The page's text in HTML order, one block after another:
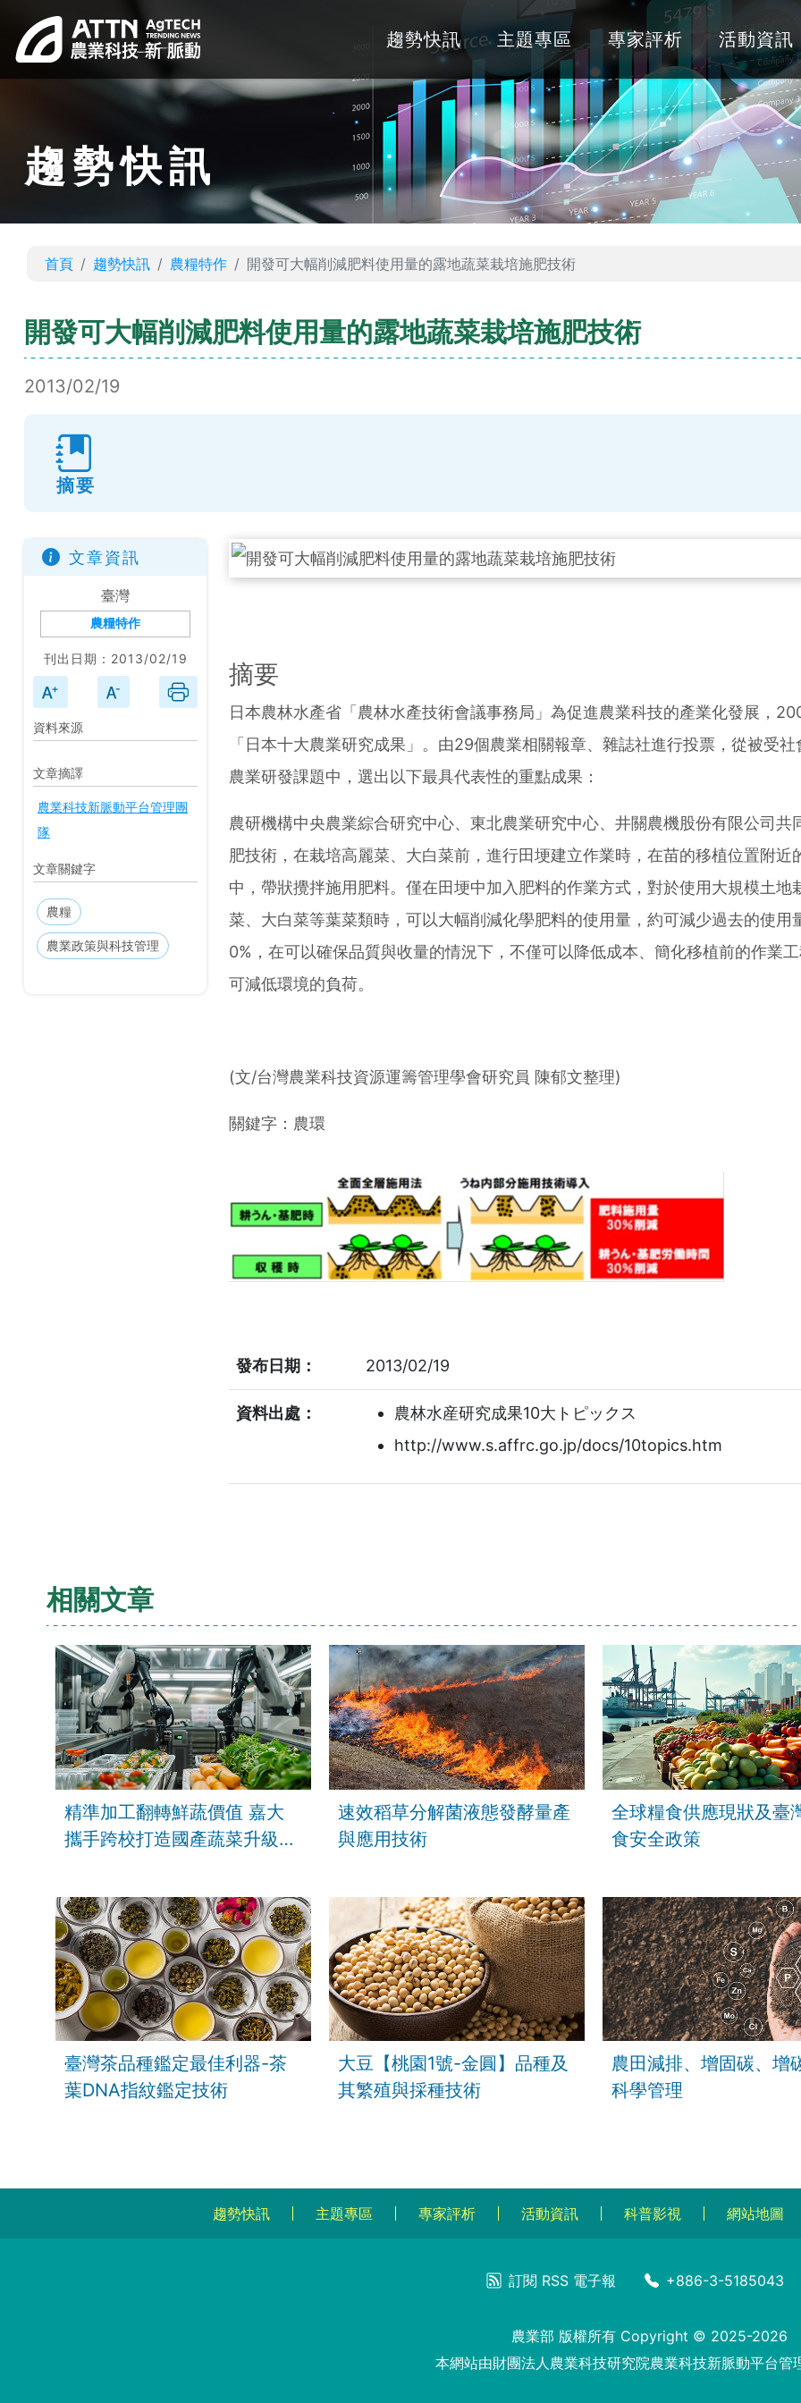
趨勢快訊 主題專區 專家評析 活動資訊
趨勢快訊
首頁 趨勢快訊 農糧特作 開發可大幅削減肥料使用量的露地蔬菜栽培施肥技術
開發可大幅削減肥料使用量的露地蔬菜栽培施肥技術
2013/02/19
摘要
文章資訊
臺灣
農糧特作
刊出日期：2013/02/19
資料來源
文章摘譯
農業科技新脈動平台管理團
隊
文章關鍵字
農糧
農業政策與科技管理
摘要
日本農林水產省「農林水產技術會議事務局」為促進農業科技的產業化發展，
「日本十大農業研究成果」。由29個農業相關報章、雜誌社進行投票，從被受社
農業研發課題中，選出以下最具代表性的重點成果：
農研機構中央農業綜合研究中心、東北農業研究中心、井關農機股份有限公司共
肥技術，在栽培高麗菜、大白菜前，進行田埂建立作業時，在苗的移植位置附近
中，帶狀攪拌施用肥料。僅在田埂中加入肥料的作業方式，對於使用大規模土地
菜、大白菜等葉菜類時，可以大幅削減化學肥料的使用量，約可減少過去的使用
0%，在可以確保品質與收量的情況下，不僅可以降低成本、簡化移植前的作業
可減低環境的負荷。
(文/台灣農業科技資源運籌管理學會研究員 陳郁文整理)
關鍵字： 農環
發布日期： 2013/02/19
資料出處：
農林水産研究成果10大トピックス
http://www.s.affrc.go.jp/docs/10topics.htm
相關文章
精準加工翻轉鮮蔬價值 嘉大
攜手跨校打造國產蔬菜升級新
速效稻草分解菌液態發酵量產
與應用技術
全球糧食供應現狀及臺
食安全政策
臺灣茶品種鑑定最佳利器-茶
葉DNA指紋鑑定技術
大豆【桃園1號-金圓】品種及
其繁殖與採種技術
農田減排、增固碳、增
科學管理
趨勢快訊 主題專區 專家評析 活動資訊 科普影視 網站地圖
訂閱 RSS 電子報 +886-3-5185043
農業部 版權所有 Copyright © 2025-2026
本網站由財團法人農業科技研究院農業科技新脈動平台管